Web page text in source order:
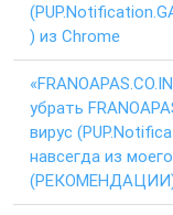
) из Chrome
убрать
вирус
навсегда из